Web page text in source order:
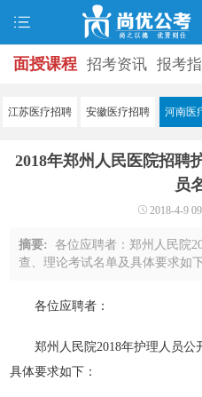
面授课程 招考资讯 报考
口 打准考证 成绩查询 面
学员风采
江苏医疗招聘 安徽医疗招聘 河南医
2018年郑州人民医院招聘
员
2018-4-9
摘要: 各位应聘者：郑州人民院
查、理论考试名单及具体要求如
查：郑州市黄河路文化路交叉口
各位应聘者：
郑州人民院2018年护理人员
具体要求如下：